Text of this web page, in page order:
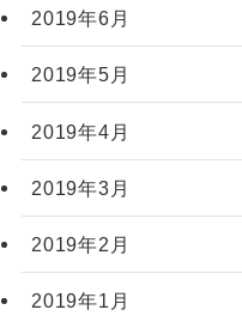
2019年6月
2019年5月
2019年4月
2019年3月
2019年2月
2019年1月